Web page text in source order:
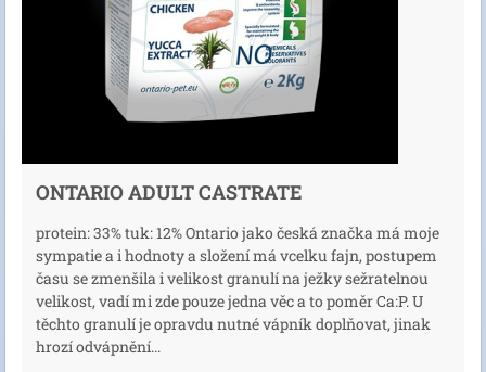
ONTARIO ADULT CASTRATE
protein: 33% tuk: 12% Ontario jako česká značka má moje
sympatie a i hodnoty a složení má vcelku fajn, postupem
času se zmenšila i velikost granulí na ježky sežratelnou
velikost, vadí mi zde pouze jedna věc a to poměr Ca:P. U
těchto granulí je opravdu nutné vápník doplňovat, jinak
hrozí odvápnění...